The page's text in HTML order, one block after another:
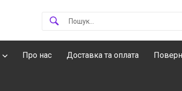
Про нас Доставка та оплата